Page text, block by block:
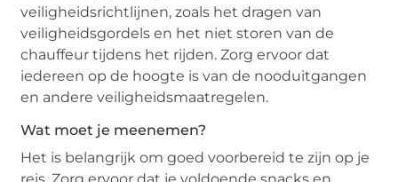
veiligheidsrichtlijnen, zoals het dragen van
veiligheidsgordels en het niet storen van de
chauffeur tijdens het rijden. Zorg ervoor dat
iedereen op de hoogte is van de nooduitgangen
en andere veiligheidsmaatregelen.
Wat moet je meenemen?
Het is belangrijk om goed voorbereid te zijn op je